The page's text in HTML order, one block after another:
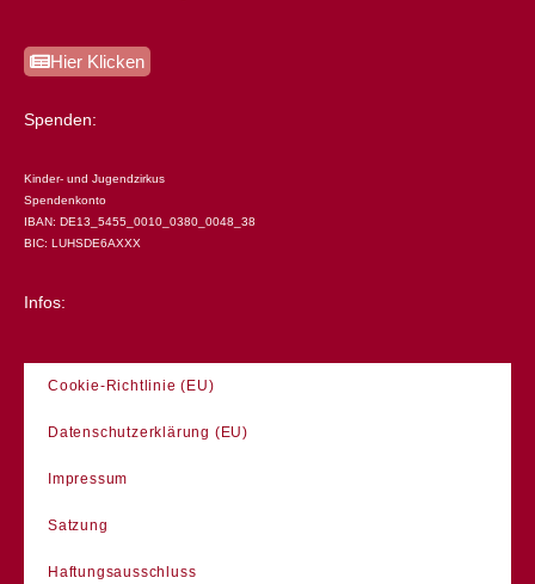
Hier Klicken
Spenden:
Kinder- und Jugendzirkus
Spendenkonto
IBAN: DE13_5455_0010_0380_0048_38
BIC: LUHSDE6AXXX
Infos:
Cookie-Richtlinie (EU)
Datenschutzerklärung (EU)
Impressum
Satzung
Haftungsausschluss